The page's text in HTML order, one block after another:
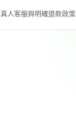
真人客服與明確退款政策